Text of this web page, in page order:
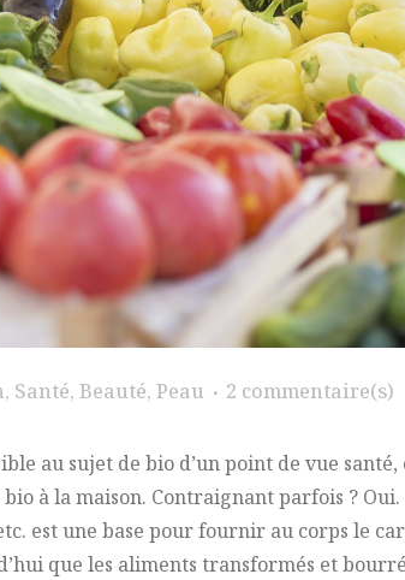
, Santé, Beauté, Peau 2 commentaire(s)
au sujet de bio d’un point de vue
à la maison. Contraignant parfois ?
est une base pour fournir au corps le
que les aliments transformés et